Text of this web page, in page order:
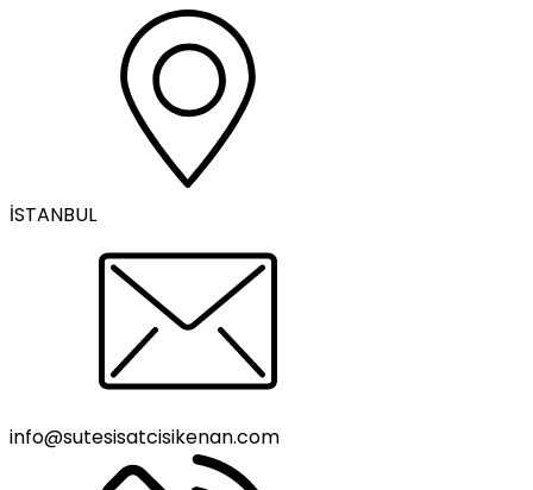
İSTANBUL
info@sutesisatcisikenan.com